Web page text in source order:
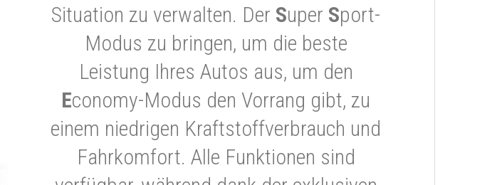
Situation zu verwalten. Der Super Sport-
Modus zu bringen, um die beste
Leistung Ihres Autos aus, um den
Economy-Modus den Vorrang gibt, zu
einem niedrigen Kraftstoffverbrauch und
Fahrkomfort. Alle Funktionen sind